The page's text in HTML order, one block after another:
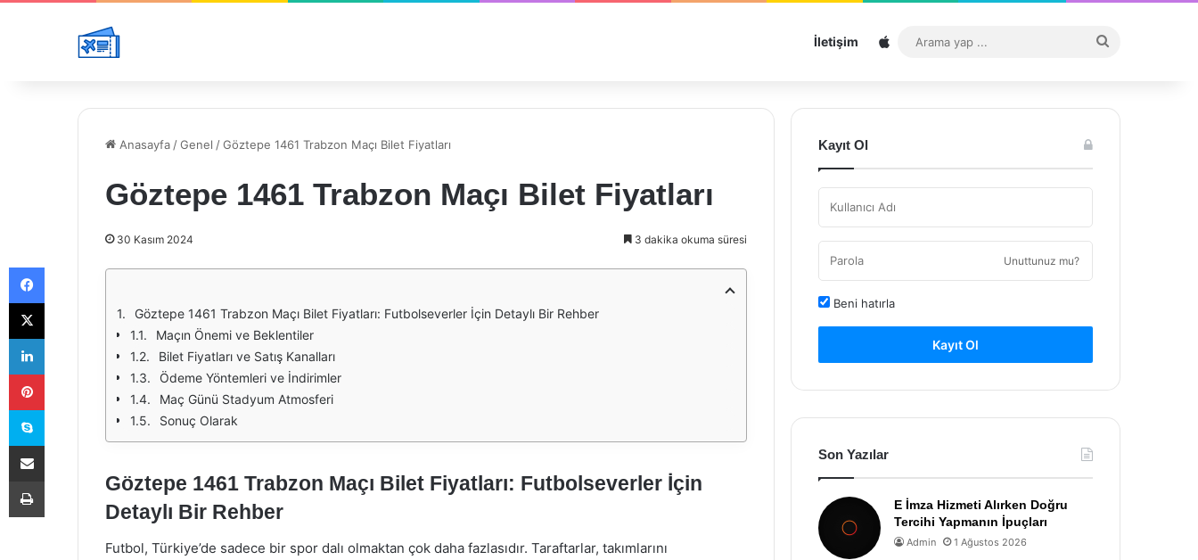
İletişim Sitemap
...
Anasayfa /Genel /Göztepe 1461 Trabzon Maçı Bilet Fiyatları
Göztepe 1461 Trabzon Maçı Bilet Fiyatları
30 Kasım 2024 3 dakika okuma süresi
Göztepe 1461 Trabzon Maçı Bilet Fiyatları: Futbolseverler İçin Detaylı Bir Rehber
Maçın Önemi ve Beklentiler
Bilet Fiyatları ve Satış Kanalları
Ödeme Yöntemleri ve İndirimler
Maç Günü Stadyum Atmosferi
Sonuç Olarak
Göztepe 1461 Trabzon Maçı Bilet Fiyatları: Futbolseverler İçin
Detaylı Bir Rehber
Futbol, Türkiye’de sadece bir spor dalı olmaktan çok daha fazlasıdır. Taraftarlar, takımlarını
Kayıt Ol
Unuttunuz mu?
Beni hatırla
Kayıt Ol
Son Yazılar
E İmza Hizmeti Alırken Doğru
Tercihi Yapmanın İpuçları
Admin 1 Ağustos 2026
Facebook
X
LinkedIn
Pinterest
Skype
E-Posta ile paylaş